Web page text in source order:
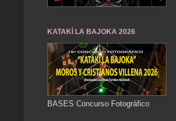
KATAKÍ LA BAJOKA 2026
BASES Concurso Fotográfico